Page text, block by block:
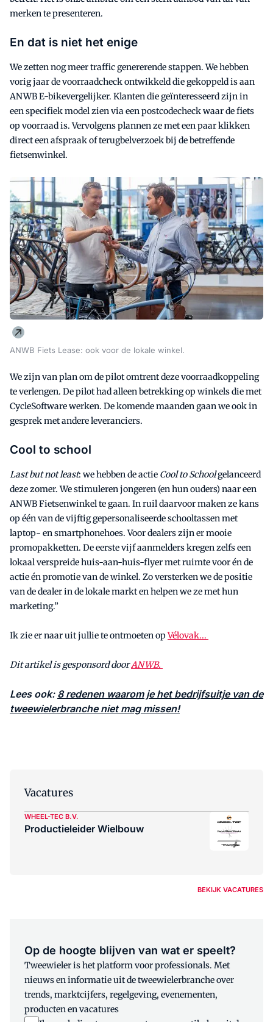
merken te presenteren.
En dat is niet het enige
We zetten nog meer traffic genererende stappen. We hebben
vorig jaar de voorraadcheck ontwikkeld die gekoppeld is aan
ANWB E-bikevergelijker. Klanten die geïnteresseerd zijn in
een specifiek model zien via een postcodecheck waar de fiets
op voorraad is. Vervolgens plannen ze met een paar klikken
direct een afspraak of terugbelverzoek bij de betreffende
fietsenwinkel.
ANWB Fiets Lease: ook voor de lokale winkel.
We zijn van plan om de pilot omtrent deze voorraadkoppeling
te verlengen. De pilot had alleen betrekking op winkels die met
CycleSoftware werken. De komende maanden gaan we ook in
gesprek met andere leveranciers.
Cool to school
Last but not least: we hebben de actie Cool to Schoolgelanceerd
deze zomer. We stimuleren jongeren (en hun ouders) naar een
ANWB Fietsenwinkel te gaan. In ruil daarvoor maken ze kans
op één van de vijftig gepersonaliseerde schooltassen met
laptop- en smartphonehoes. Voor dealers zijn er mooie
promopakketten. De eerste vijf aanmelders kregen zelfs een
lokaal verspreide huis-aan-huis-flyer met ruimte voor én de
actie én promotie van de winkel. Zo versterken we de positie
van de dealer in de lokale markt en helpen we ze met hun
marketing.”
Ik zie er naar uit jullie te ontmoeten opVélovak...
Dit artikel is gesponsord doorANWB.
Lees ook: 8 redenen waarom je het bedrijfsuitje van de
tweewielerbranche niet mag missen!
Vacatures
WHEEL-TEC B.V.
Productieleider Wielbouw
BEKIJK VACATURES
Op de hoogte blijven van wat er speelt?
Tweewieler is het platform voor professionals. Met
nieuws en informatie uit de tweewielerbranche over
trends, marktcijfers, regelgeving, evenementen,
producten en vacatures